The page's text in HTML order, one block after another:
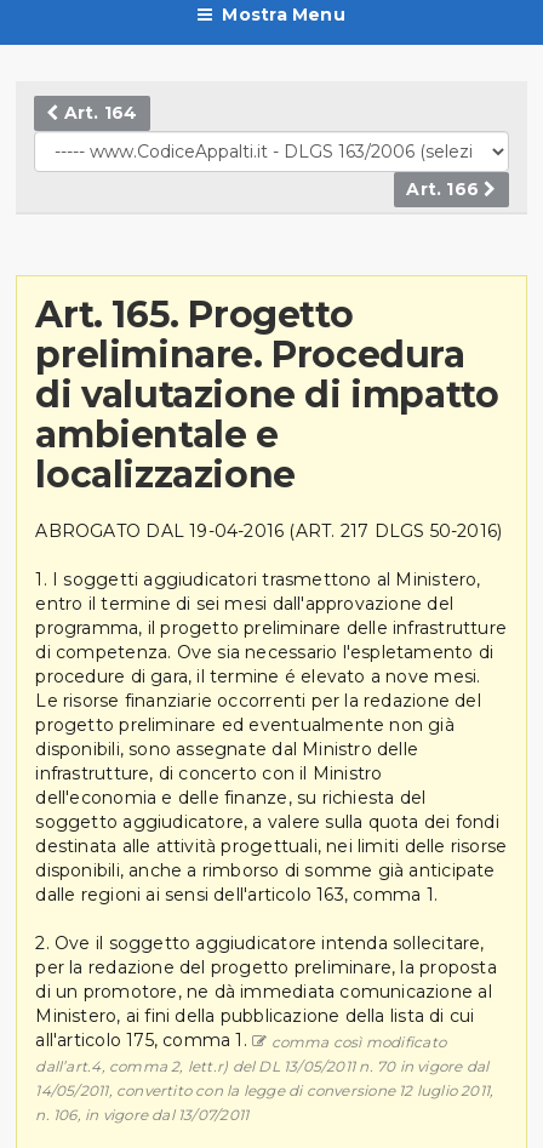
Mostra Menu
Art. 164
Art. 166
Art. 165. Progetto
preliminare. Procedura
di valutazione di impatto
ambientale e
localizzazione
ABROGATO DAL 19-04-2016 (ART. 217 DLGS 50-2016)
1. I soggetti aggiudicatori trasmettono al Ministero,
entro il termine di sei mesi dall'approvazione del
programma, il progetto preliminare delle infrastrutture
di competenza. Ove sia necessario l'espletamento di
procedure di gara, il termine é elevato a nove mesi.
Le risorse finanziarie occorrenti per la redazione del
progetto preliminare ed eventualmente non già
disponibili, sono assegnate dal Ministro delle
infrastrutture, di concerto con il Ministro
dell'economia e delle finanze, su richiesta del
soggetto aggiudicatore, a valere sulla quota dei fondi
destinata alle attività progettuali, nei limiti delle risorse
disponibili, anche a rimborso di somme già anticipate
dalle regioni ai sensi dell'articolo 163, comma 1.
2. Ove il soggetto aggiudicatore intenda sollecitare,
per la redazione del progetto preliminare, la proposta
di un promotore, ne dà immediata comunicazione al
Ministero, ai fini della pubblicazione della lista di cui
all'articolo 175, comma 1.
comma così modificato
dall’art.4, comma 2, lett.r) del DL 13/05/2011 n. 70 in vigore dal
14/05/2011, convertito con la legge di conversione 12 luglio 2011,
n. 106, in vigore dal 13/07/2011